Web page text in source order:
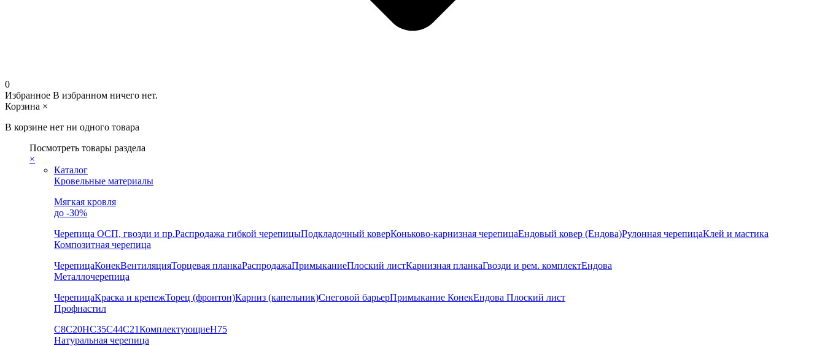
0
Избранное В избранном ничего нет.
Корзина ×
В корзине нет ни одного товара
Посмотреть товары раздела
×
Каталог
Кровельные материалы
Мягкая кровля
до -30%
Черепица ОСП, гвозди и пр.Распродажа гибкой черепицыПодкладочный коверКоньково-карнизная черепицаЕндовый ковер (Ендова)Рулонная черепицаКлей и мастика
Композитная черепица
ЧерепицаКонекВентиляцияТорцевая планкаРаспродажаПримыканиеПлоский листКарнизная планкаГвозди и рем. комплектЕндова
Металлочерепица
ЧерепицаКраска и крепежТорец (фронтон)Карниз (капельник)Снеговой барьерПримыкание КонекЕндова Плоский лист
Профнастил
С8С20НС35С44С21КомплектующиеН75
Натуральная черепица